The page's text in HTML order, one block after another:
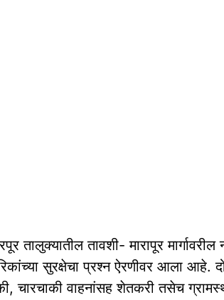
तालुक्यातील तावशी- मारापूर मार्गावरील
सुरक्षेचा प्रश्न ऐरणीवर आला आहे.
चारचाकी वाहनांसह शेतकरी तसेच